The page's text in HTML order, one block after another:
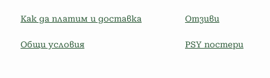
Как да платим и доставка
Общи условия
Отзиви
PSY постери